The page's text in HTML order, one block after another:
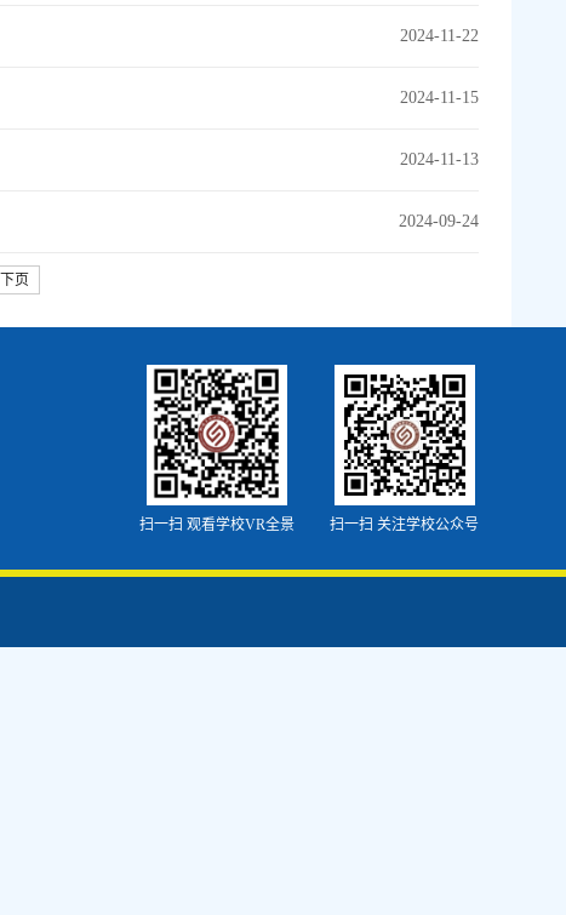
2024-11-22
2024-11-15
2024-11-13
2024-09-24
下页
扫一扫 观看学校VR全景 扫一扫 关注学校公众号